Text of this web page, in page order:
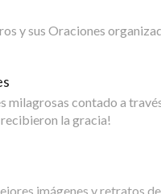
y sus Oraciones
milagrosas contado a
la gracia!